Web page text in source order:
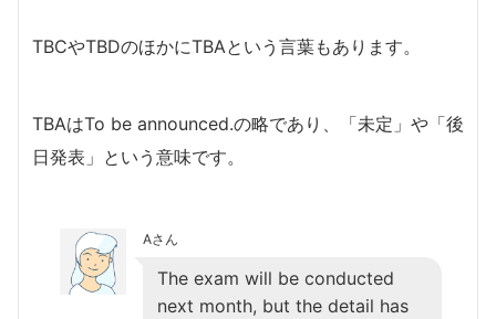
TBCやTBDのほかにTBAという言葉もあります。
TBAはTo be announced.の略であり、「未定」や「後
日発表」という意味です。
Aさん
The exam will be conducted
next month, but the detail has